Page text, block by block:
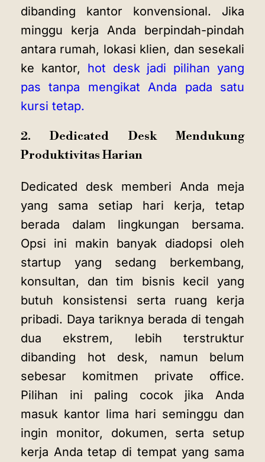
dibanding kantor konvensional. Jika
minggu kerja Anda berpindah-pindah
antara rumah, lokasi klien, dan sesekali
ke kantor, hot desk jadi pilihan yang
pas tanpa mengikat Anda pada satu
kursi tetap.
2. Dedicated Desk Mendukung
Produktivitas Harian
Dedicated desk memberi Anda meja
yang sama setiap hari kerja, tetap
berada dalam lingkungan bersama.
Opsi ini makin banyak diadopsi oleh
startup yang sedang berkembang,
konsultan, dan tim bisnis kecil yang
butuh konsistensi serta ruang kerja
pribadi. Daya tariknya berada di tengah
dua ekstrem, lebih terstruktur
dibanding hot desk, namun belum
sebesar komitmen private office.
Pilihan ini paling cocok jika Anda
masuk kantor lima hari seminggu dan
ingin monitor, dokumen, serta setup
kerja Anda tetap di tempat yang sama